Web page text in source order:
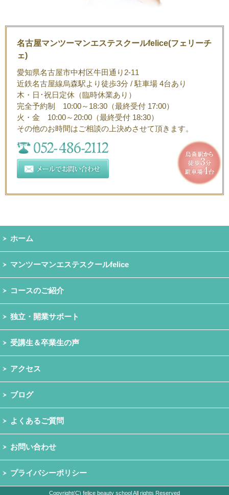
名古屋マンツーマンエステスクールfelice(フェリーチ
ェ)
愛知県名古屋市中村区牛田通り2-11
近鉄名古屋線烏森駅より徒歩3分 / 駐車場 4台あり
木・日･祝日定休（臨時休業あり）
完全予約制 10:00～18:30（最終受付 17:00）
火・金 10:00～20:00（最終受付 18:30）
その他のお時間はご相談の上決めさせて頂きます。
ホーム
マンツーマンエステスクールfelice
コースのご紹介
独立・開業サポート
受講生＆卒業生の声
アクセス
ブログ
よくあるご質問
お問い合わせ
プライバシーポリシー
Copyright(C) felice beauty school All rights Reserved